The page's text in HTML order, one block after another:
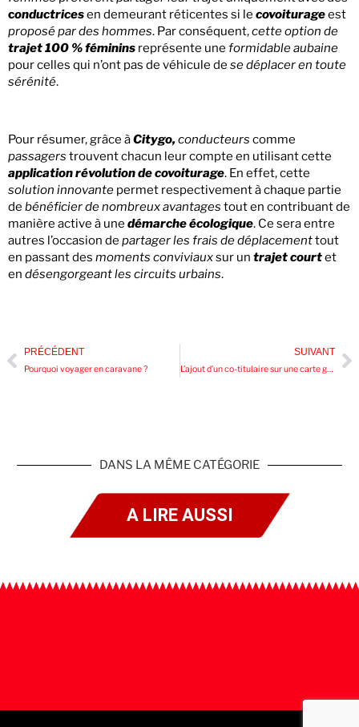
conductricesen demeurant réticentes si le covoiturageest
proposé par des hommes. Par conséquent,cette option de
trajet 100 % féminins représente une formidable aubaine
pour celles qui n’ont pas de véhicule de se déplacer en toute
sérénité.
Pour résumer, grâce àCitygo,conducteurs comme
passagers trouvent chacun leur compte en utilisant cette
application révolution de covoiturage. En effet, cette
solution innovante permet respectivement à chaque partie
de bénéficier de nombreux avantages tout en contribuant de
manière active à une démarche écologique. Ce sera entre
autres l’occasion de partager les frais de déplacementtout
en passant des moments conviviauxsur un trajet courtet
en désengorgeant les circuits urbains.
PRÉCÉDENT
Pourquoi voyager en caravane ?
SUIVANT
L’ajout d’un co-titulaire sur une carte grise: comment faire?
DANS LA MÊME CATÉGORIE
A LIRE AUSSI